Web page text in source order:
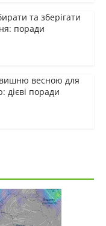
та зберігати
поради
весною для
дієві поради